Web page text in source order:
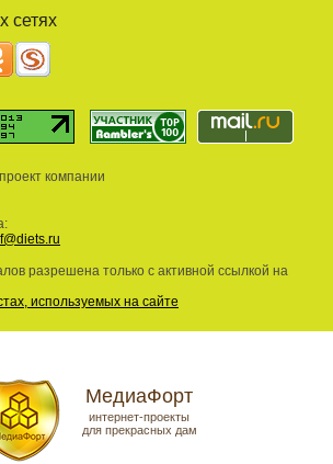
сетях
компании
разрешена только с активной ссылкой на
используемых на сайте
МедиаФорт
интернет-проекты
для прекрасных дам